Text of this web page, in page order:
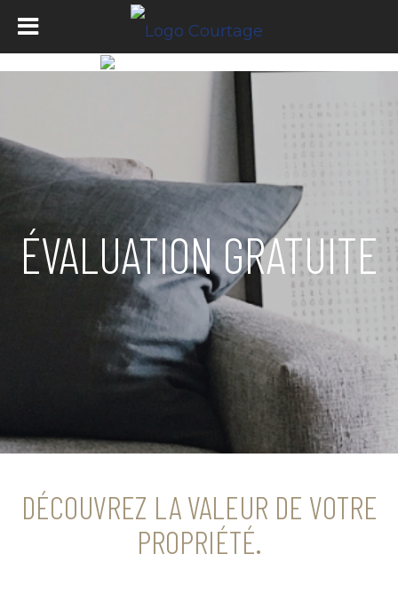
ÉVALUATION GRATUITE
DÉCOUVREZ LA VALEUR DE VOTRE
PROPRIÉTÉ.